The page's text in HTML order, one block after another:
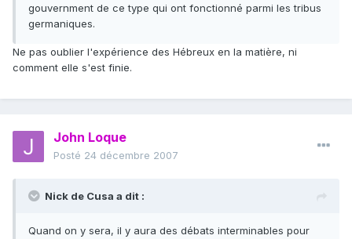
gouvernment de ce type qui ont fonctionné parmi les tribus
germaniques.
Ne pas oublier l'expérience des Hébreux en la matière, ni
comment elle s'est finie.
John Loque
Posté 24 décembre 2007
Nick de Cusa a dit :
Quand on y sera, il y aura des débats interminables pour